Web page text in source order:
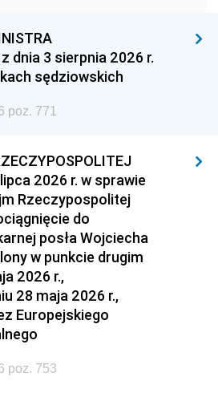
1956 1955
1953 1952
1950
1938 1937
1930
z dnia 3 sierpnia 2026 r.
sędziowskich
poz. 771
2026 r. w sprawie
Rzeczypospolitej
do
posła Wojciecha
w punkcie drugim
2026 r.,
28 maja 2026 r.,
Europejskiego
poz. 753